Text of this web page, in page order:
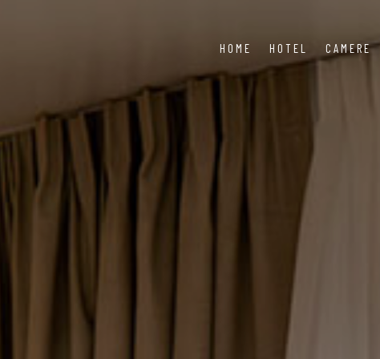
HOME HOTEL CAMERE